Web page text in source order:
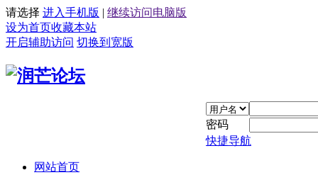
请选择 进入手机版 | 继续访问电脑版
设为首页收藏本站
开启辅助访问 切换到宽版
密码
快捷导航
网站首页